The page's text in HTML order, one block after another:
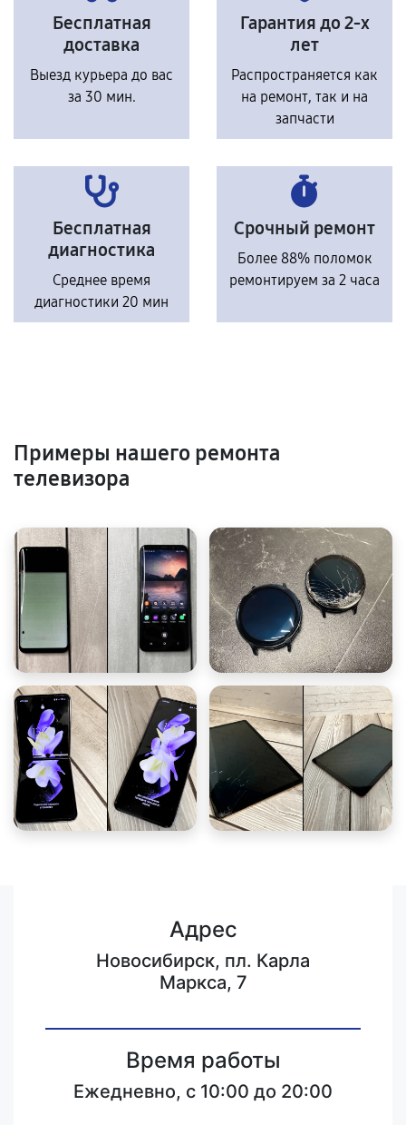
Бесплатная
доставка
Выезд курьера до вас
за 30 мин.
Гарантия до 2-х
лет
Распространяется как
на ремонт, так и на
запчасти
Бесплатная
диагностика
Среднее время
диагностики 20 мин
Срочный ремонт
Более 88% поломок
ремонтируем за 2 часа
Примеры нашего ремонта
телевизора
Адрес
Новосибирск, пл. Карла
Маркса, 7
Время работы
Ежедневно, с 10:00 до 20:00